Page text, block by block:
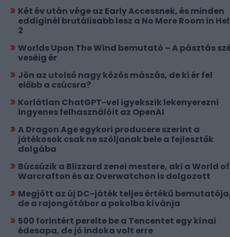
Két év után vége az Early Accessnek, és minden
eddiginél brutálisabb lesz a No More Room in
2
Worlds Upon The Wind bemutató – A pásztás
veséig ér
Jön az utolsó nagy közös mászás, de ki ér fel
előbb a csúcsra?
Korlátlan ChatGPT-vel igyekszik lekenyerezni
ingyenes felhasználóit az OpenAI
A Dragon Age egykori producere szerint a
játékosok csak ne szóljanak bele a fejlesztők
dolgába
Búcsúzik a Blizzard zenei mestere, aki a World of
Warcrafton és az Overwatchon is dolgozott
Megjött az új DC-játék teljes értékű
de a rajongótábor a pokolba kívánja
500 forintért perelte be a Tencentet egy kínai
édesapa, de jó indoka volt erre